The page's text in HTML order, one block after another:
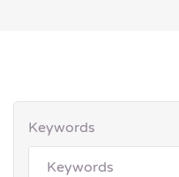
Keywords